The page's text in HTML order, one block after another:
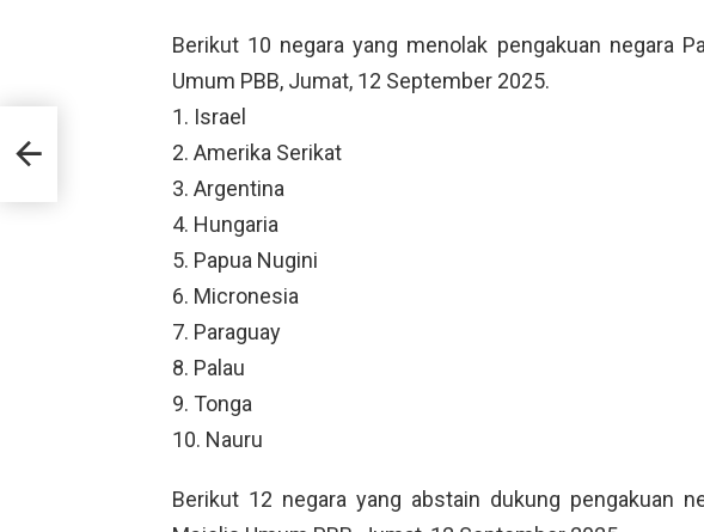
Berikut 10 negara yang menolak pengakuan negara
Umum PBB, Jumat, 12 September 2025.
1. Israel
2. Amerika Serikat
3. Argentina
4. Hungaria
5. Papua Nugini
6. Micronesia
7. Paraguay
8. Palau
9. Tonga
10. Nauru
Berikut 12 negara yang abstain dukung pengakuan